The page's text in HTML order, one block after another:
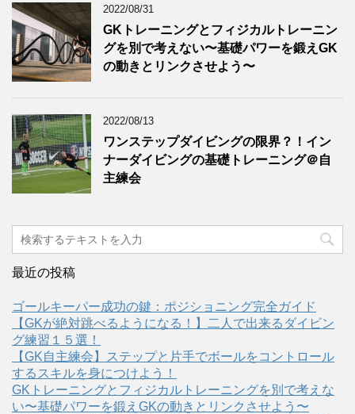
2022/08/31
GKトレーニングとフィジカルトレーニン
グを別で考えない〜基礎パワーを鍛えGK
の動きとリンクさせよう〜
2022/08/13
ワンステップダイビングの限界？！イン
ナーダイビングの基礎トレーニング＠自
主練会
最近の投稿
ゴールキーパー成功の鍵：ポジショニング完全ガイド
【GKが絶対跳べるようになる！】二人で出来るダイビン
グ練習１５選！
【GK自主練会】ステップと片手でボールをコントロール
するスキルを身につけよう！
GKトレーニングとフィジカルトレーニングを別で考えな
い〜基礎パワーを鍛えGKの動きとリンクさせよう〜